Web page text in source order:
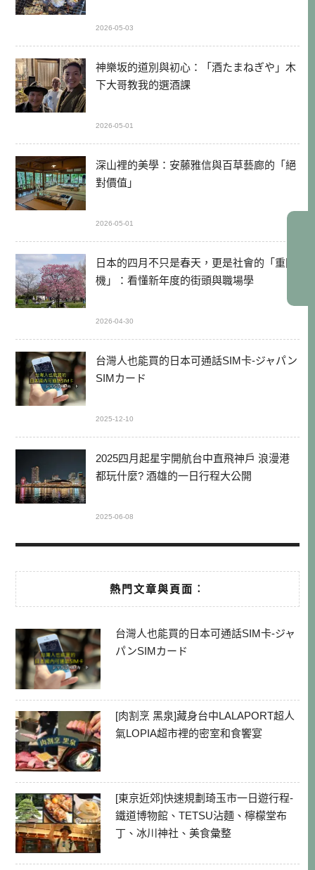
2026-05-03
神樂坂的道別與初心：「酒たまねぎや」木
下大哥教我的選酒課
2026-05-01
深山裡的美學：安藤雅信與百草藝廊的「絕
對價值」
2026-05-01
日本的四月不只是春天，更是社會的「重開
機」：看懂新年度的街頭與職場學
2026-04-30
台灣人也能買的日本可通話SIM卡-ジャパン
SIMカード
2025-12-10
2025四月起星宇開航台中直飛神戶 浪漫港
都玩什麼? 酒雄的一日行程大公開
2025-06-08
熱門文章與頁面︰
台灣人也能買的日本可通話SIM卡-ジャ
パンSIMカード
[肉割烹 黑泉]藏身台中LALAPORT超人
氣LOPIA超市裡的密室和食饗宴
[東京近郊]快速規劃琦玉市一日遊行程-
鐵道博物館、TETSU沾麵、檸檬堂布
丁、冰川神社、美食彙整